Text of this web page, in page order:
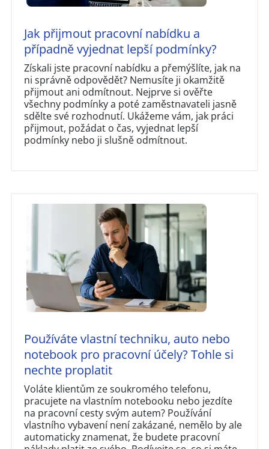
Jak přijmout pracovní nabídku a
případně vyjednat lepší podmínky?
Získali jste pracovní nabídku a přemýšlíte, jak na
ni správně odpovědět? Nemusíte ji okamžitě
přijmout ani odmítnout. Nejprve si ověřte
všechny podmínky a poté zaměstnavateli jasně
sdělte své rozhodnutí. Ukážeme vám, jak práci
přijmout, požádat o čas, vyjednat lepší
podmínky nebo ji slušně odmítnout.
Používáte vlastní techniku, auto nebo
notebook pro pracovní účely? Tohle si
nechte proplatit
Voláte klientům ze soukromého telefonu,
pracujete na vlastním notebooku nebo jezdíte
na pracovní cesty svým autem? Používání
vlastního vybavení není zakázané, nemělo by ale
automaticky znamenat, že budete pracovní